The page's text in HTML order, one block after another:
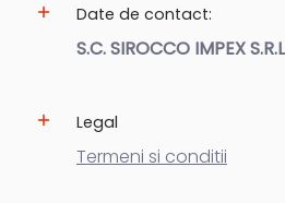
Date de contact:
S.C. SIROCCO IMPEX
Legal
Termeni si conditii